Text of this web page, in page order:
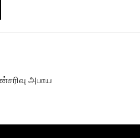
அபாய